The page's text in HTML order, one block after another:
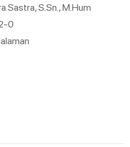
Sastra, S.Sn., M.Hum
0